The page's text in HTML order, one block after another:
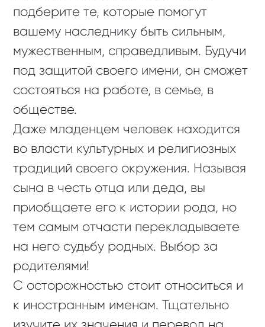
подберите те, которые помогут
вашему наследнику быть сильным,
мужественным, справедливым. Будучи
под защитой своего имени, он сможет
состояться на работе, в семье, в
обществе.
Даже младенцем человек находится
во власти культурных и религиозных
традиций своего окружения. Называя
сына в честь отца или деда, вы
приобщаете его к истории рода, но
тем самым отчасти перекладываете
на него судьбу родных. Выбор за
родителями!
С осторожностью стоит относиться и
к иностранным именам. Тщательно